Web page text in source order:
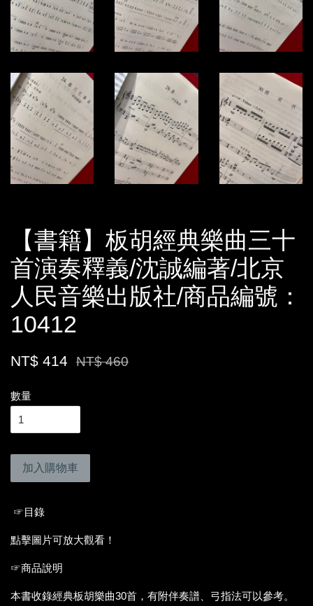
【書籍】板胡經典樂曲三十
首演奏釋義/沈誠編著/北京
人民音樂出版社/商品編號：
10412
NT$ 414 NT$ 460
數量
加入購物車
☞目錄
點擊圖片可放大觀看！
☞商品說明
本書收錄經典板胡樂曲30首，有附伴奏譜、弓指法可以參考。